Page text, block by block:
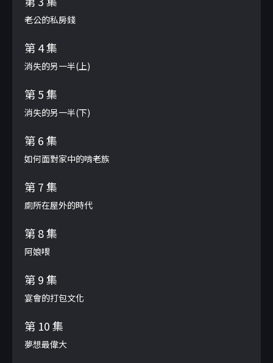
老公的私房錢
第 4 集
消失的另一半(上)
第 5 集
消失的另一半(下)
第 6 集
如何面對家中的啃老族
第 7 集
廁所在屋外的時代
第 8 集
阿娘喂
第 9 集
宴會的打包文化
第 10 集
夢想最偉大